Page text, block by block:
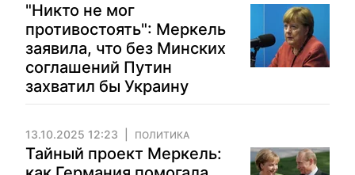
"Никто не мог
противостоять": Меркель
заявила, что без Минских
соглашений Путин
захватил бы Украину
13.10.2025 12:23 ПОЛИТИКА
Тайный проект Меркель: